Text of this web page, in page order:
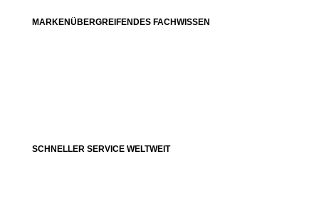
MARKENÜBERGREIFENDES FACHWISSEN
SCHNELLER SERVICE WELTWEIT